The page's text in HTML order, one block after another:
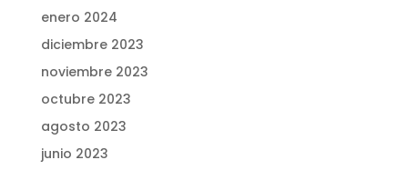
enero 2024
diciembre 2023
noviembre 2023
octubre 2023
agosto 2023
junio 2023